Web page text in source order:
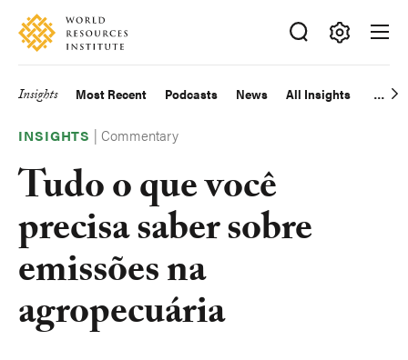
Skip
main
Accessibility
Making
Big
Happen
Main
navigation
Insights Most Recent Podcasts News All Insights
INSIGHTS |Commentary
Tudo o que você
precisa saber sobre
emissões na
agropecuária